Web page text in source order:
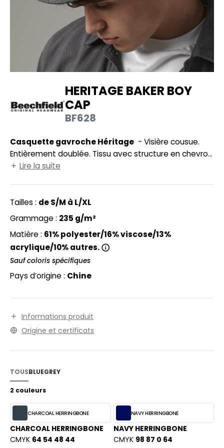
VISIBILITE
MODULABLES
LABEL / TEAR AWAY
SHOPPING
VETEMENTS
YOUR BRAND
SI ON L'APPELAIT FRANCIS
BY PROMODORO
HALES
ROW
OF THE LOOM
- BLANKS
HERITAGE BAKER BOY
CAP
BF628
Casquette gavroche Héritage
Entièrement doublée. Tissu avec structure en chevron.
Modèle unisex. Tailles S/M : 58cm et L/XL : 60cm. Tour
flexible.
Lire la suite
Tailles : de S/M à L/XL
Grammage : 235 g/m²
Matière : 61% polyester/16% viscose/13%
acrylique/10% autres.
Sauf coloris spécifiques
Pays d’origine : Chine
Informations produit
Origine et certificats
TOUSBLUEGREY
2 couleurs
CHARCOAL HERRINGBONE
CHARCOAL HERRINGBONE
CMYK 64 54 48 44
NAVY HERRINGBONE
NAVY HERRINGBONE
CMYK 98 87 0 64